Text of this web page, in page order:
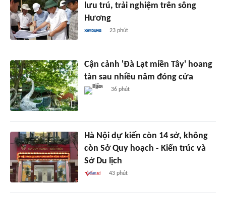
lưu trú, trải nghiệm trên sông
Hương
23 phút
Cận cảnh 'Đà Lạt miền Tây' hoang
tàn sau nhiều năm đóng cửa
36 phút
Hà Nội dự kiến còn 14 sở, không
còn Sở Quy hoạch - Kiến trúc và
Sở Du lịch
43 phút